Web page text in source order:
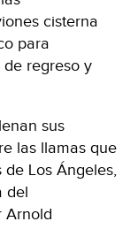
cisterna
para
regreso y
sus
las llamas que
Los Ángeles,
del
Arnold